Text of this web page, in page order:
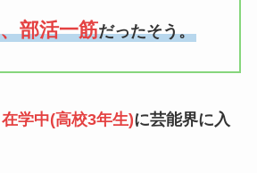
部活一筋だったそう。
在学中(高校3年生)に芸能界に入